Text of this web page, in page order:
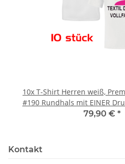
10x T-Shirt Herren weiß,
#190 Rundhals mit EINER
79,90 € *
Kontakt